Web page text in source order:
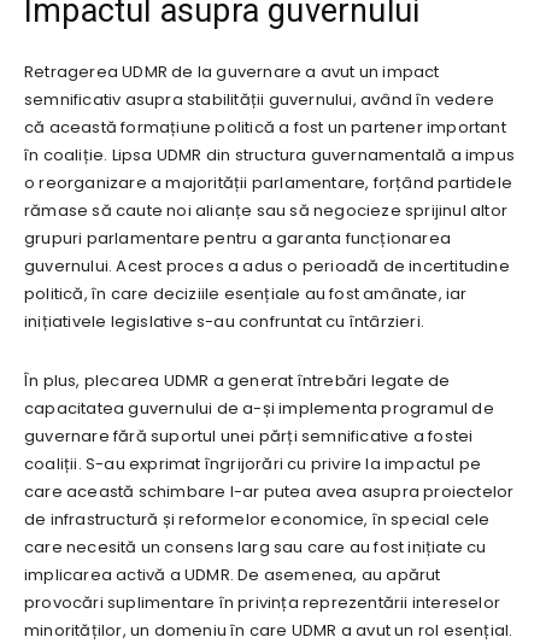
Impactul asupra guvernului
Retragerea UDMR de la guvernare a avut un impact
semnificativ asupra stabilității guvernului, având în vedere
că această formațiune politică a fost un partener important
în coaliție. Lipsa UDMR din structura guvernamentală a impus
o reorganizare a majorității parlamentare, forțând partidele
rămase să caute noi alianțe sau să negocieze sprijinul altor
grupuri parlamentare pentru a garanta funcționarea
guvernului. Acest proces a adus o perioadă de incertitudine
politică, în care deciziile esențiale au fost amânate, iar
inițiativele legislative s-au confruntat cu întârzieri.
În plus, plecarea UDMR a generat întrebări legate de
capacitatea guvernului de a-și implementa programul de
guvernare fără suportul unei părți semnificative a fostei
coaliții. S-au exprimat îngrijorări cu privire la impactul pe
care această schimbare l-ar putea avea asupra proiectelor
de infrastructură și reformelor economice, în special cele
care necesită un consens larg sau care au fost inițiate cu
implicarea activă a UDMR. De asemenea, au apărut
provocări suplimentare în privința reprezentării intereselor
minorităților, un domeniu în care UDMR a avut un rol esențial.